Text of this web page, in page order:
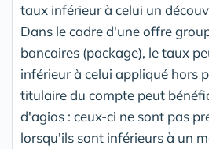
taux inférieur à celui un
Dans le cadre d'une offre
bancaires (package), le taux
inférieur à celui appliqué hors
titulaire du compte peut
d'agios : ceux-ci ne sont pas
lorsqu'ils sont inférieurs à un